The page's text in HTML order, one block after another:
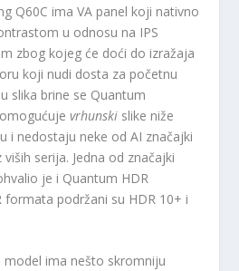
Q60C ima VA panel koji nativno
u odnosu na IPS
zbog kojeg će doći do izražaja
koji nudi dosta za početnu
slika brine se Quantum
vrhunski slike niže
i nedostaju neke od AI značajki
serija. Jedna od značajki
je i Quantum HDR
podržani su HDR 10+ i
ima nešto skromniju